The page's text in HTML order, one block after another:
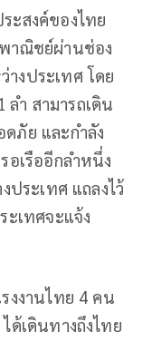
ะสงค์ของไทย
าณิชย์ผ่านช่อง
งประเทศ โดย
ำ สามารถเดิน
ภัย และกำลัง
อเรืออีกลำหนึ่ง
ประเทศ แถลงไว้
ะเทศจะแจ้ง
งงานไทย 4 คน
ด้เดินทางถึงไทย